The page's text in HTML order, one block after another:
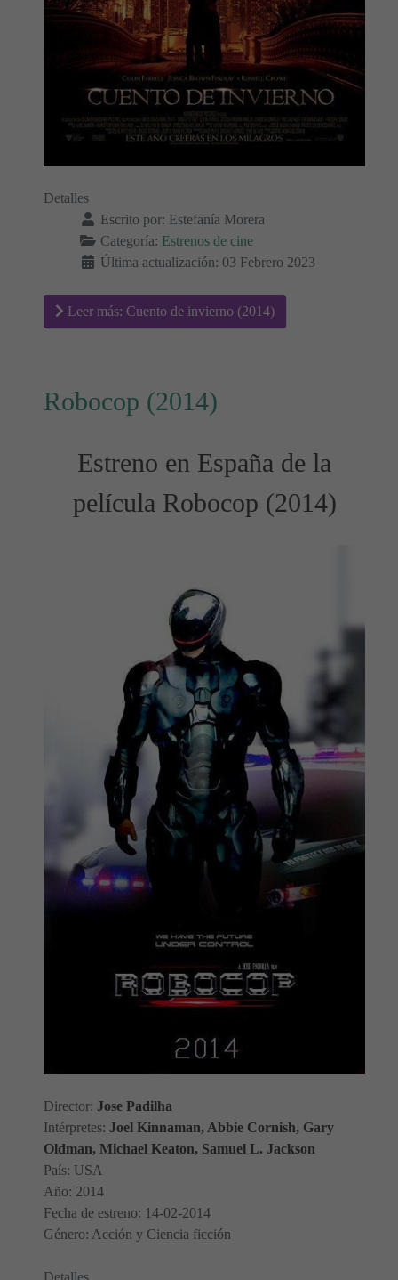
Detalles
Escrito por: Estefanía Morera
Categoría: Estrenos de cine
Última actualización: 03 Febrero 2023
Leer más: Cuento de invierno (2014)
Robocop (2014)
Estreno en España de la
película Robocop (2014)
Director: Jose Padilha
Intérpretes: Joel Kinnaman, Abbie Cornish, Gary
Oldman, Michael Keaton, Samuel L. Jackson
País: USA
Año: 2014
Fecha de estreno: 14-02-2014
Género: Acción y Ciencia ficción
Detalles